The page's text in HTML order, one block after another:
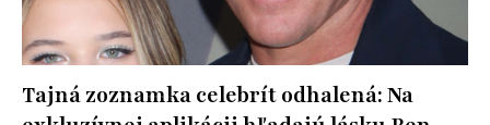
Tajná zoznamka celebrít odhalená: Na